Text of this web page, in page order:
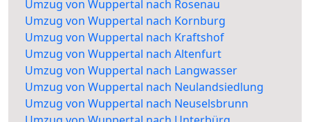
Umzug von Wuppertal nach Rosenau
Umzug von Wuppertal nach Kornburg
Umzug von Wuppertal nach Kraftshof
Umzug von Wuppertal nach Altenfurt
Umzug von Wuppertal nach Langwasser
Umzug von Wuppertal nach Neulandsiedlung
Umzug von Wuppertal nach Neuselsbrunn